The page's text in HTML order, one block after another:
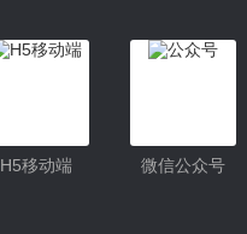
微信公众号
H5移动端